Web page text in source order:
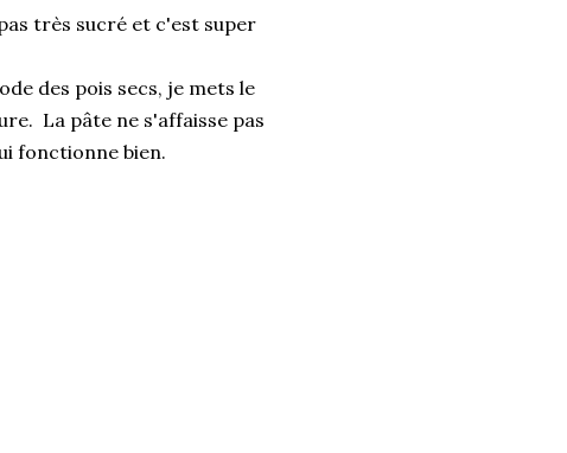
très sucré et c'est super
des pois secs, je mets le
La pâte ne s'affaisse pas
fonctionne bien.